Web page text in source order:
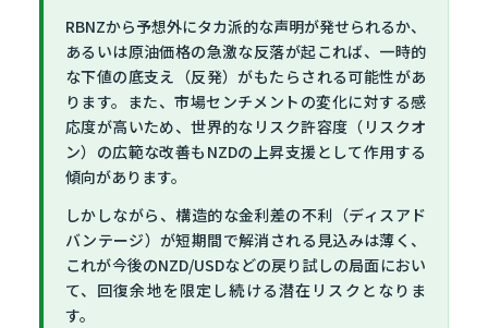
RBNZから予想外にタカ派的な声明が発せられるか、
あるいは原油価格の急激な反落が起これば、一時的
な下値の底支え（反発）がもたらされる可能性があ
ります。また、市場センチメントの変化に対する感
応度が高いため、世界的なリスク許容度（リスクオ
ン）の広範な改善もNZDの上昇支援として作用する
傾向があります。
しかしながら、構造的な金利差の不利（ディスアド
バンテージ）が短期間で解消される見込みは薄く、
これが今後のNZD/USDなどの戻り試しの局面におい
て、回復余地を限定し続ける潜在リスクとなりま
す。